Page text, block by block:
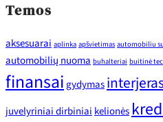
Temos
aksesuarai aplinka apšvietimas automobiliu
automobilių nuoma buhalteriai buitinė
finansai gydymas
juvelyriniai dirbiniai kelionės